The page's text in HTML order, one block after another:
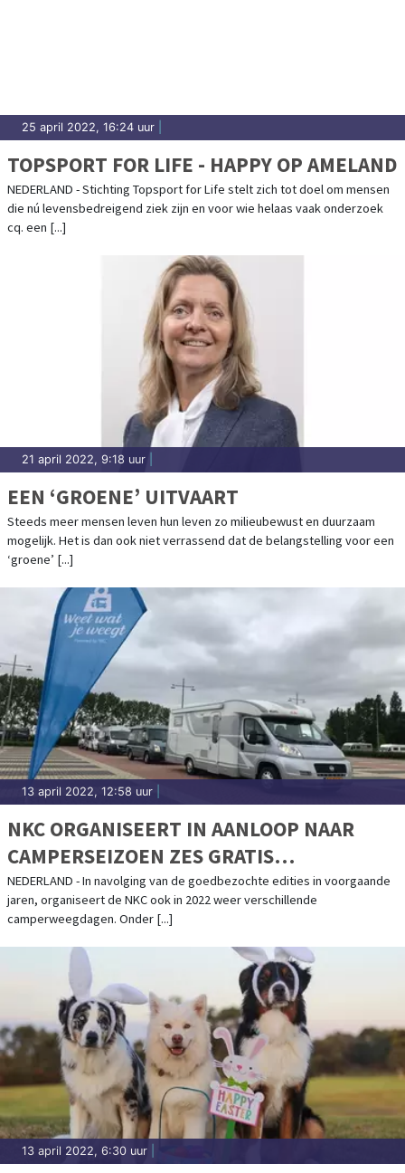
25 april 2022, 16:24 uur
TOPSPORT FOR LIFE - HAPPY OP AMELAND
NEDERLAND - Stichting Topsport for Life stelt zich tot doel om mensen
die nú levensbedreigend ziek zijn en voor wie helaas vaak onderzoek
cq. een [...]
21 april 2022, 9:18 uur
EEN ‘GROENE’ UITVAART
Steeds meer mensen leven hun leven zo milieubewust en duurzaam
mogelijk. Het is dan ook niet verrassend dat de belangstelling voor een
‘groene’ [...]
13 april 2022, 12:58 uur
NKC ORGANISEERT IN AANLOOP NAAR
CAMPERSEIZOEN ZES GRATIS
CAMPERWEEGDAGEN
NEDERLAND - In navolging van de goedbezochte edities in voorgaande
jaren, organiseert de NKC ook in 2022 weer verschillende
camperweegdagen. Onder [...]
13 april 2022, 6:30 uur